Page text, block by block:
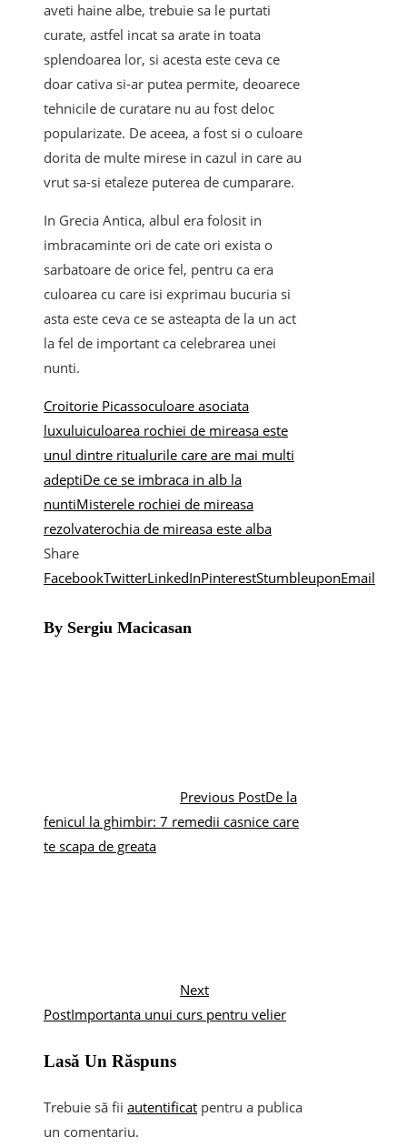
aveti haine albe, trebuie sa le purtati
curate, astfel incat sa arate in toata
splendoarea lor, si acesta este ceva ce
doar cativa si-ar putea permite, deoarece
tehnicile de curatare nu au fost deloc
popularizate. De aceea, a fost si o culoare
dorita de multe mirese in cazul in care au
vrut sa-si etaleze puterea de cumparare.
In Grecia Antica, albul era folosit in
imbracaminte ori de cate ori exista o
sarbatoare de orice fel, pentru ca era
culoarea cu care isi exprimau bucuria si
asta este ceva ce se asteapta de la un act
la fel de important ca celebrarea unei
nunti.
Croitorie Picassoculoare asociata
luxuluiculoarea rochiei de mireasa este
unul dintre ritualurile care are mai multi
adeptiDe ce se imbraca in alb la
nuntiMisterele rochiei de mireasa
rezolvaterochia de mireasa este alba
Share
FacebookTwitterLinkedInPinterestStumbleuponEmail
By Sergiu Macicasan
Previous PostDe la
fenicul la ghimbir: 7 remedii casnice care
te scapa de greata
Next
PostImportanta unui curs pentru velier
Lasă Un Răspuns
Trebuie să fii autentificat pentru a publica
un comentariu.